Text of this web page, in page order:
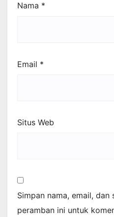
Nama *
Email *
Situs Web
Simpan nama, email,
peramban ini untuk